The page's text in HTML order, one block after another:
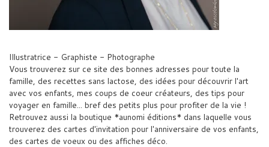
Illustratrice - Graphiste - Photographe
Vous trouverez sur ce site des bonnes adresses pour toute la
famille, des recettes sans lactose, des idées pour découvrir l'art
avec vos enfants, mes coups de coeur créateurs, des tips pour
voyager en famille... bref des petits plus pour profiter de la vie !
Retrouvez aussi la boutique *aunomi éditions* dans laquelle vous
trouverez des cartes d'invitation pour l'anniversaire de vos enfants,
des cartes de voeux ou des affiches déco.